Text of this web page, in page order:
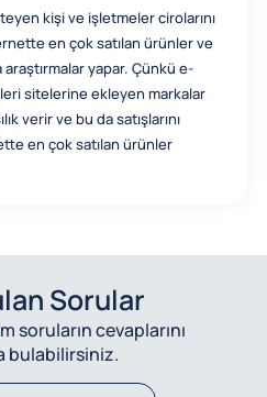
kişi ve işletmeler cirolarını
en çok satılan ürünler ve
yapar. Çünkü e-
sitelerine ekleyen markalar
verir ve bu da satışlarını
en çok satılan ürünler
Sorular
soruların cevaplarını
bulabilirsiniz.